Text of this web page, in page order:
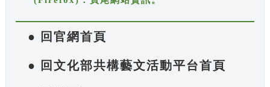
● 回官網首頁
● 回文化部共構藝文活動平台首頁